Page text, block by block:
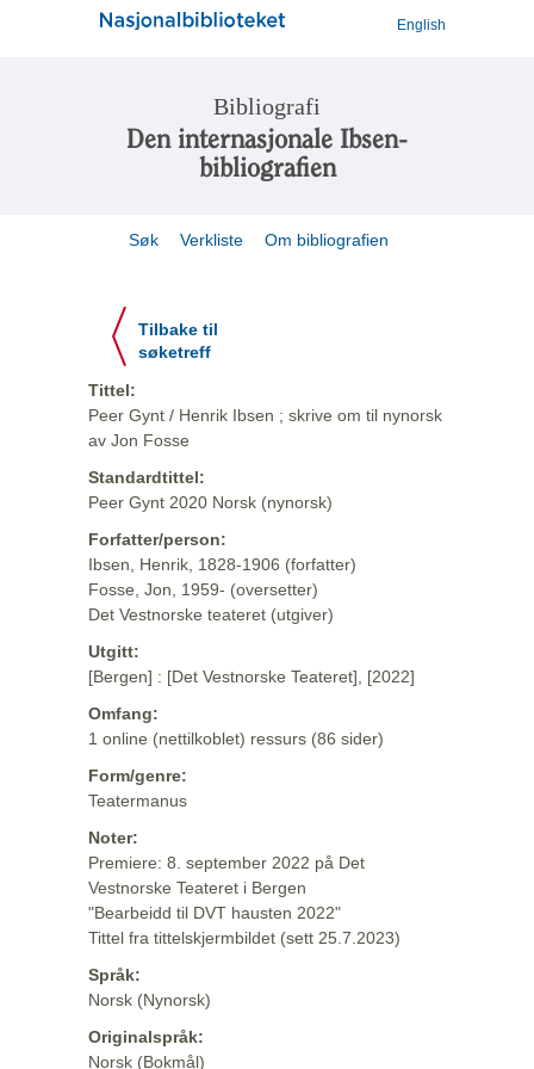
English
Bibliografi
Den internasjonale Ibsen-
bibliografien
Søk Verkliste Om bibliografien
Tilbake til
søketreff
Tittel:
Peer Gynt / Henrik Ibsen ; skrive om til nynorsk
av Jon Fosse
Standardtittel:
Peer Gynt 2020 Norsk (nynorsk)
Forfatter/person:
Ibsen, Henrik, 1828-1906 (forfatter)
Fosse, Jon, 1959- (oversetter)
Det Vestnorske teateret (utgiver)
Utgitt:
[Bergen] : [Det Vestnorske Teateret], [2022]
Omfang:
1 online (nettilkoblet) ressurs (86 sider)
Form/genre:
Teatermanus
Noter:
Premiere: 8. september 2022 på Det
Vestnorske Teateret i Bergen
"Bearbeidd til DVT hausten 2022"
Tittel fra tittelskjermbildet (sett 25.7.2023)
Språk:
Norsk (Nynorsk)
Originalspråk:
Norsk (Bokmål)